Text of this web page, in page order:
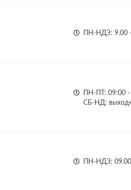
ПН-НДЗ: 9.00
ПН-ПТ: 09:00 -
СБ-НД:
ПН-НДЗ: